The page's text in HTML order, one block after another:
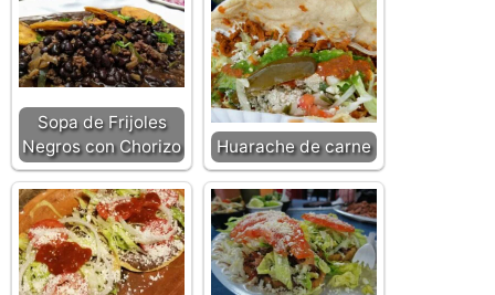
Sopa de Frijoles
Negros con Chorizo
Huarache de carne